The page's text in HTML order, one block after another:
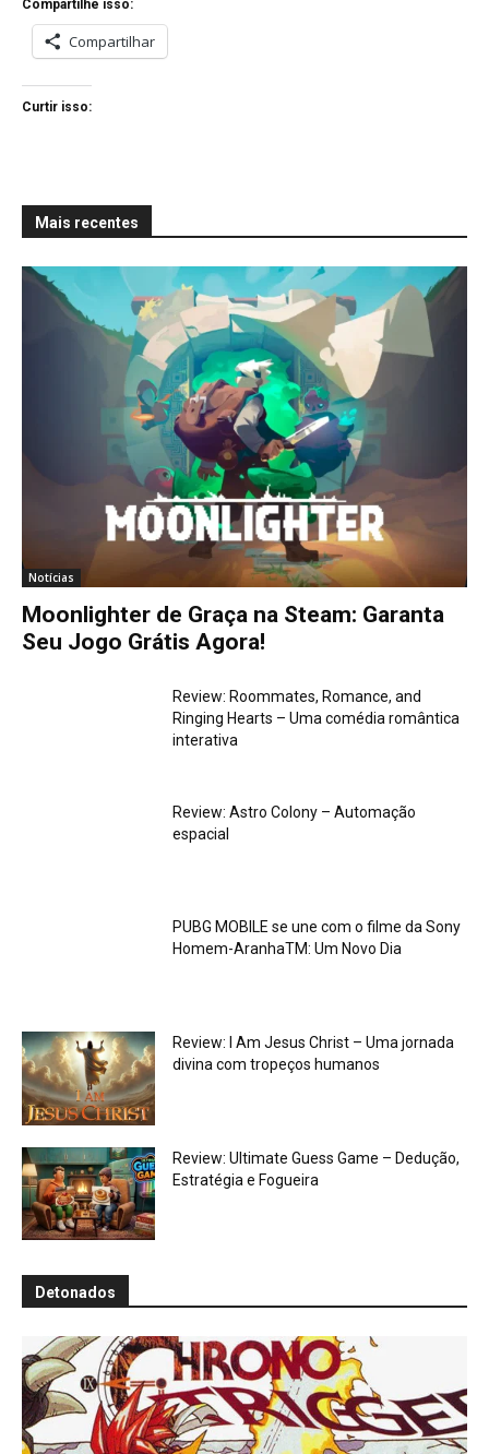
Compartilhe isso:
Compartilhar
Curtir isso:
Mais recentes
Notícias
Moonlighter de Graça na Steam: Garanta
Seu Jogo Grátis Agora!
Review: Roommates, Romance, and
Ringing Hearts – Uma comédia romântica
interativa
Review: Astro Colony – Automação
espacial
PUBG MOBILE se une com o filme da Sony
Homem-AranhaTM: Um Novo Dia
Review: I Am Jesus Christ – Uma jornada
divina com tropeços humanos
Review: Ultimate Guess Game – Dedução,
Estratégia e Fogueira
Detonados